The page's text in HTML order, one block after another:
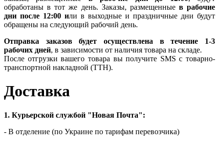
обработаны в тот же день. Заказы, размещенные в рабочие
дни после 12:00 или в выходные и праздничные дни будут
обращены на следующий рабочий день.
Отправка заказов будет осуществлена ​​в течение 1-3
рабочих дней, в зависимости от наличия товара на складе.
После отгрузки вашего товара вы получите SMS с товарно-
транспортной накладной (ТТН).
Доставка
1. Курьерской службой "Новая Почта":
- В отделение (по Украине по тарифам перевозчика)